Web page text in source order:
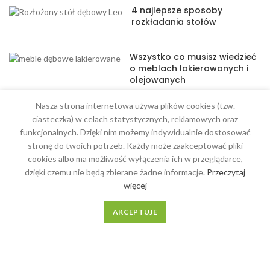
4 najlepsze sposoby
rozkładania stołów
Wszystko co musisz wiedzieć
o meblach lakierowanych i
olejowanych
MENU
Nasza strona internetowa używa plików cookies (tzw.
ciasteczka) w celach statystycznych, reklamowych oraz
funkcjonalnych. Dzięki nim możemy indywidualnie dostosować
stronę do twoich potrzeb. Każdy może zaakceptować pliki
cookies albo ma możliwość wyłączenia ich w przeglądarce,
dzięki czemu nie będą zbierane żadne informacje. Przeczytaj
więcej
AKCEPTUJE